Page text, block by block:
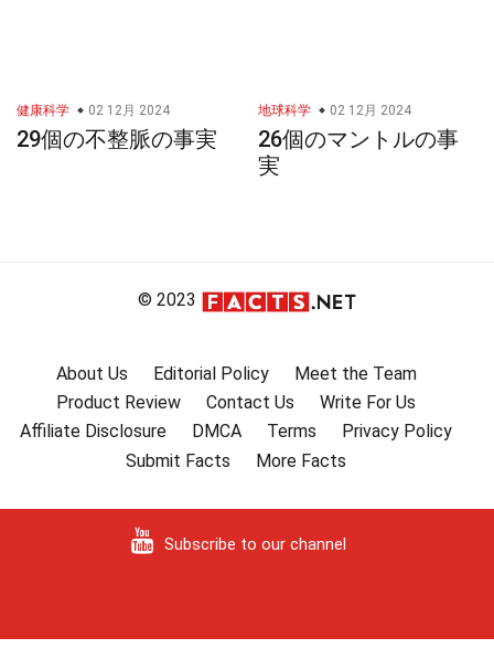
健康科学 02 12月 2024
29個の不整脈の事実
地球科学 02 12月 2024
26個のマントルの事
実
© 2023
About Us Editorial Policy
Meet the Team
Product Review
Contact Us
Write For Us
Affiliate Disclosure
DMCA Terms
Privacy Policy
Submit Facts
More Facts
Subscribe to our channel